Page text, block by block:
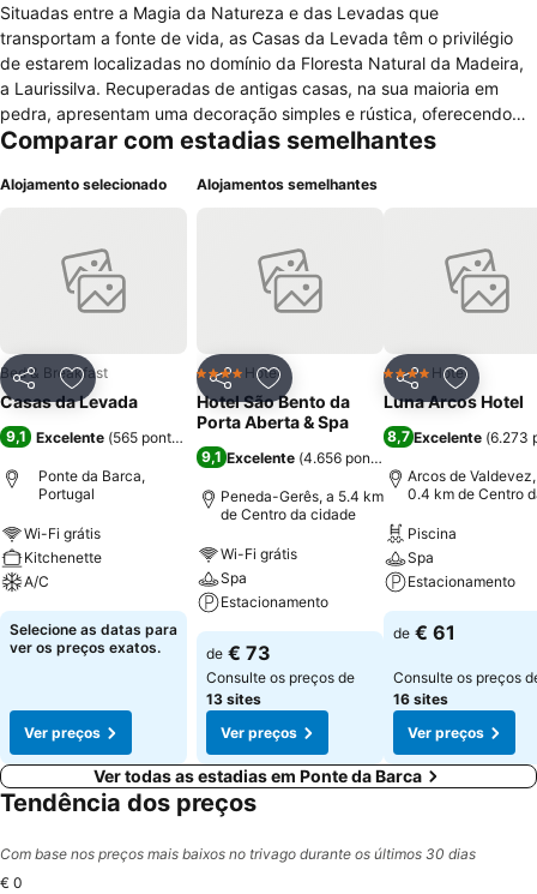
Situadas entre a Magia da Natureza e das Levadas que
transportam a fonte de vida, as Casas da Levada têm o privilégio
de estarem localizadas no domínio da Floresta Natural da Madeira,
a Laurissilva. Recuperadas de antigas casas, na sua maioria em
pedra, apresentam uma decoração simples e rústica, oferecendo
uma vista total para o azul do Oceano Atlântico. Ao seu redor, têm
onde poderão ser livremente colhidos os produtos agrícolas. Entre
leva de volta às raízes e tradições, abraçando a Permacultura e
consequente Sustentabilidade por forma a estabelecer o equilíbrio e
harmonia necessários à convivência do Ser com a Terra. Uma fonte
destinado a todos os amantes da Natureza. Estar nas Casas da
Levada é estar no coração da Natureza, na Ponta do Pargo, a
escassos minutos de diversas Levadas. - Funchal: 50 min. -
Calheta: 25 min. - Porto Moniz: 20 min. - Jardim do Mar: 20 min. -
Aeroporto Internacional da Madeira: 1 hora e 10 min.
Comparar com estadias semelhantes
Alojamento selecionado
PartilharAdicionar aos favoritos
Bed & Breakfast
Casas da Levada
9,1 Excelente (565 pontuações
Ponte da Barca,
Portugal
Wi-Fi grátis
Kitchenette
A/C
Selecione as datas para
ver os preços exatos.
Ver preços
Alojamentos semelhantes
PartilharAdicionar aos favoritos
4 EstrelasHotel
Hotel São Bento da
Porta Aberta & Spa
9,1 Excelente (4.656 pontuações
Peneda-Gerês, a 5.4 km
de Centro da cidade
Wi-Fi grátis
Spa
Estacionamento
de € 73
Consulte os preços de
13 sites
Ver preços
Partilhar
4 EstrelasHotel
Luna Arcos Hotel
8,7 Excelente (6.273
Arcos de
0.4 km de Centro
Piscina
Spa
Estacionamento
de € 61
Consulte os preços
16 sites
Ver preços
Ver todas as estadias em Ponte da Barca
Tendência dos preços
Com base nos preços mais baixos no trivago durante os últimos 30 dias
€ 0